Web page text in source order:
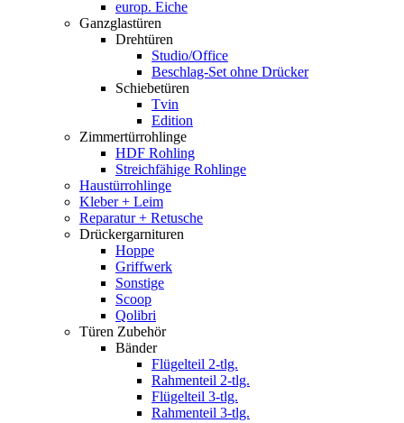
europ. Eiche
Ganzglastüren
Drehtüren
Studio/Office
Beschlag-Set ohne Drücker
Schiebetüren
Tvin
Edition
Zimmertürrohlinge
HDF Rohling
Streichfähige Rohlinge
Haustürrohlinge
Kleber + Leim
Reparatur + Retusche
Drückergarnituren
Hoppe
Griffwerk
Sonstige
Scoop
Qolibri
Türen Zubehör
Bänder
Flügelteil 2-tlg.
Rahmenteil 2-tlg.
Flügelteil 3-tlg.
Rahmenteil 3-tlg.